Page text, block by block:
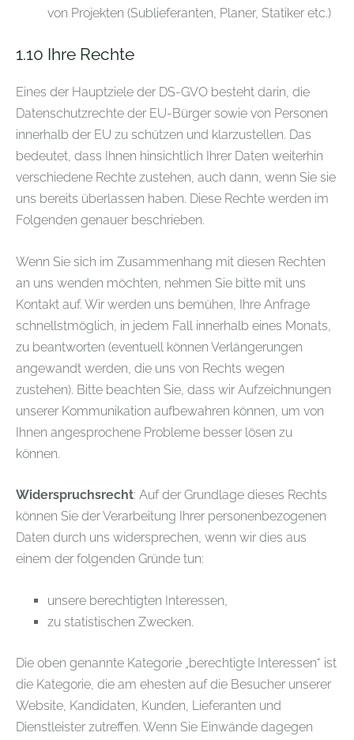
von Projekten (Sublieferanten, Planer, Statiker etc.)
1.10 Ihre Rechte
Eines der Hauptziele der DS-GVO besteht darin, die
Datenschutzrechte der EU-Bürger sowie von Personen
innerhalb der EU zu schützen und klarzustellen. Das
bedeutet, dass Ihnen hinsichtlich Ihrer Daten weiterhin
verschiedene Rechte zustehen, auch dann, wenn Sie sie
uns bereits überlassen haben. Diese Rechte werden im
Folgenden genauer beschrieben.
Wenn Sie sich im Zusammenhang mit diesen Rechten
an uns wenden möchten, nehmen Sie bitte mit uns
Kontakt auf. Wir werden uns bemühen, Ihre Anfrage
schnellstmöglich, in jedem Fall innerhalb eines Monats,
zu beantworten (eventuell können Verlängerungen
angewandt werden, die uns von Rechts wegen
zustehen). Bitte beachten Sie, dass wir Aufzeichnungen
unserer Kommunikation aufbewahren können, um von
Ihnen angesprochene Probleme besser lösen zu
können.
Widerspruchsrecht: Auf der Grundlage dieses Rechts
können Sie der Verarbeitung Ihrer personenbezogenen
Daten durch uns widersprechen, wenn wir dies aus
einem der folgenden Gründe tun:
unsere berechtigten Interessen,
zu statistischen Zwecken.
Die oben genannte Kategorie „berechtigte Interessen“ ist
die Kategorie, die am ehesten auf die Besucher unserer
Website, Kandidaten, Kunden, Lieferanten und
Dienstleister zutreffen. Wenn Sie Einwände dagegen